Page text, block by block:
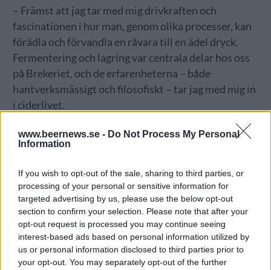
www.beernews.se - Do Not Process My Personal
Information
If you wish to opt-out of the sale, sharing to third parties, or
processing of your personal or sensitive information for
targeted advertising by us, please use the below opt-out
section to confirm your selection. Please note that after your
opt-out request is processed you may continue seeing
interest-based ads based on personal information utilized by
us or personal information disclosed to third parties prior to
your opt-out. You may separately opt-out of the further
– Främst att jag tar med mig drivkraften och
fascinationen i hur man, genom olika processer, kan
förädla och förvandla en råvara till en ädel dryck.
Fermentering och lagring var centrala delar hos oss
på Brekeriet, och de erfarenheterna – både
hantverksmässigt och filosofiskt – tar jag med mig in
i ciderlivet.
Skulle vi som dryckeskollektiv ha någon nytta av att
korsbefrukta kunskapen som finns inom cider- resp
– En härlig sak med mikrobryggerier är att man
samarbetar väldigt mycket. Jag hoppas att det ser
likadant ut mellan tillverkare av hantverkscider.
Sedan har det gjorts ganska många samarbeten
mellan cidertillverkare, vintillverkare och bryggerier
genom åren tycker jag. Som exempel gjorde vi på